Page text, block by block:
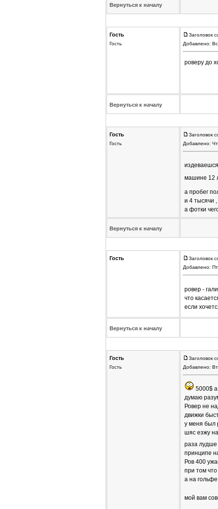
Вернуться к началу
Гость
Гость
Заголовок
Добавлено:
роверу до
Вернуться к началу
Гость
Гость
Заголовок
Добавлено:
машине 12
а пробег
и 4 тысячи
а фотки
Вернуться к началу
Гость
Заголовок
Добавлено:
ровер -
что
если
Вернуться к началу
Гость
Гость
Заголовок
Добавлено:
5000$ а
думаю
Ровер не
движки
у меня был
шяс езжу
раза лудше
принципе
Ров 400
при том
а на
мой вам